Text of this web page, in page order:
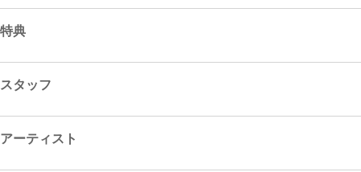
特典
スタッフ
アーティスト